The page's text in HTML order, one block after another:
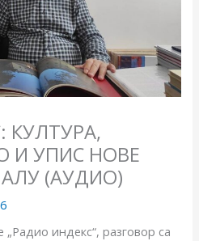
КУЛТУРА,
И УПИС НОВЕ
АЛУ (АУДИО)
индекс“, разговор са